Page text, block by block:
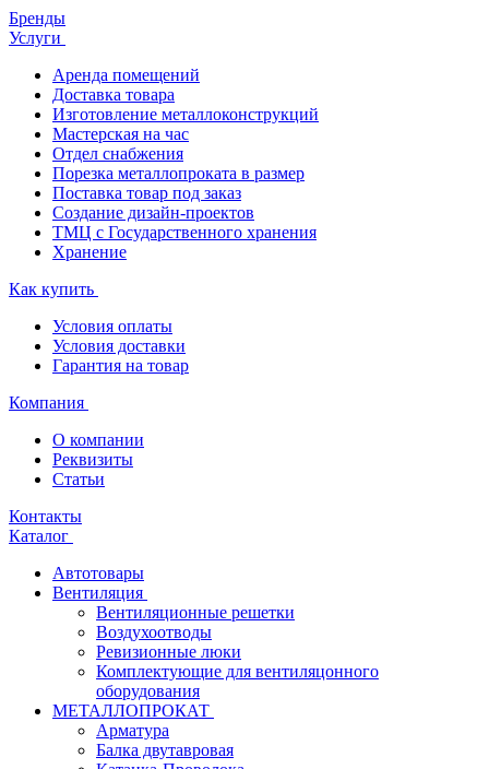
Бренды
Услуги
Аренда помещений
Доставка товара
Изготовление металлоконструкций
Мастерская на час
Отдел снабжения
Порезка металлопроката в размер
Поставка товар под заказ
Создание дизайн-проектов
ТМЦ с Государственного хранения
Хранение
Как купить
Условия оплаты
Условия доставки
Гарантия на товар
Компания
О компании
Реквизиты
Статьи
Контакты
Каталог
Автотовары
Вентиляция
Вентиляционные решетки
Воздухоотводы
Ревизионные люки
Комплектующие для вентиляцонного
оборудования
МЕТАЛЛОПРОКАТ
Арматура
Балка двутавровая